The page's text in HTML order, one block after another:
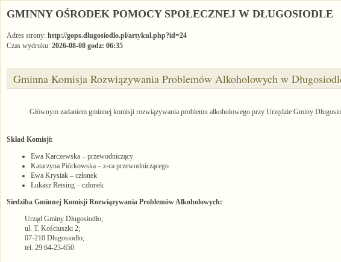
GMINNY OŚRODEK POMOCY SPOŁECZNEJ W DŁUGOSIODLE
Adres strony: http://gops.dlugosiodlo.pl/artykul.php?id=24
Czas wydruku: 2026-08-08 godz: 06:35
Gminna Komisja Rozwiązywania Problemów Alkoholowych w
Głównym zadaniem gminnej komisji rozwiązywania problemu alkoholowego przy Urzędzie Gminy
Skład Komisji:
Ewa Karczewska – przewodniczący
Katarzyna Piórkowska – z-ca przewodniczącego
Ewa Krysiak – członek
Łukasz Reising – członek
Siedziba Gminnej Komisji Rozwiązywania Problemów Alkoholowych:
Urząd Gminy Długosiodło;
ul. T. Kościuszki 2;
07-210 Długosiodło;
tel. 29 64-23-650